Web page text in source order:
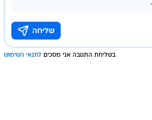
בשליחת התגובה אני מסכים לתנאי השימוש